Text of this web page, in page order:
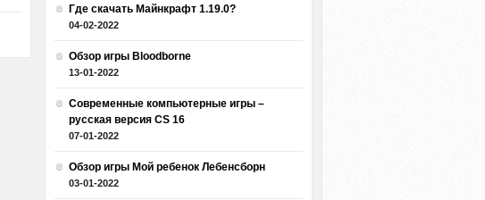
Где скачать Майнкрафт 1.19.0?
04-02-2022
Обзор игры Bloodborne
13-01-2022
Современные компьютерные игры –
русская версия CS 16
07-01-2022
Обзор игры Мой ребенок Лебенсборн
03-01-2022